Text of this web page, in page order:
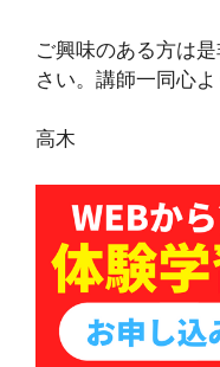
ご興味のある方は
さい。講師一同心
高木